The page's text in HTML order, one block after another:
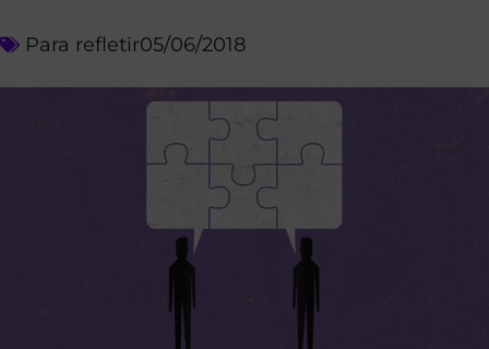
Para refletir05/06/2018